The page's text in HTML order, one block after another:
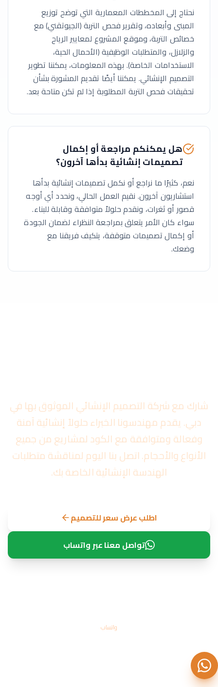
نحتاج إلى المخططات المعمارية التي توضح توزيع
المبنى وأبعاده، وتقرير فحص التربة (الجيوتقني) مع
خصائص التربة، وموقع المشروع لمعايير الرياح
والزلازل، والمتطلبات الوظيفية (الأحمال الحية،
الاستخدامات الخاصة). بهذه المعلومات، يمكننا تطوير
التصميم الإنشائي. يمكننا أيضًا تقديم المشورة بشأن
تحقيقات فحص التربة المطلوبة إذا لم تكن متاحة بعد.
هل يمكنكم مراجعة أو إكمال
تصميمات إنشائية بدأها آخرون؟
نعم، كثيرًا ما نراجع أو نكمل تصميمات إنشائية بدأها
استشاريون آخرون. نقيم العمل الحالي، ونحدد أي أوجه
قصور أو ثغرات، ونقدم حلولاً متوافقة وقابلة للبناء.
سواء كان الأمر يتعلق بمراجعة النظراء لضمان الجودة
أو إكمال تصميمات متوقفة، يتكيف فريقنا مع
وضعك.
شارك مع شركة التصميم الإنشائي الموثوق بها في
دبي. يقدم مهندسونا الخبراء حلولاً إنشائية آمنة
وفعالة ومتوافقة مع الكود لمشاريع من جميع
الأنواع والأحجام. اتصل بنا اليوم لمناقشة متطلبات
الهندسة الإنشائية الخاصة بك.
اطلب عرض سعر للتصميم
تواصل معنا عبر واتساب
واتساب